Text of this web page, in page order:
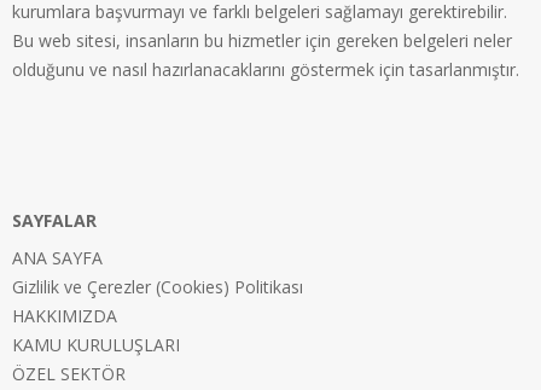
kurumlara başvurmayı ve farklı belgeleri sağlamayı gerektirebilir.
Bu web sitesi, insanların bu hizmetler için gereken belgeleri neler
olduğunu ve nasıl hazırlanacaklarını göstermek için tasarlanmıştır.
SAYFALAR
ANA SAYFA
Gizlilik ve Çerezler (Cookies) Politikası
HAKKIMIZDA
KAMU KURULUŞLARI
ÖZEL SEKTÖR